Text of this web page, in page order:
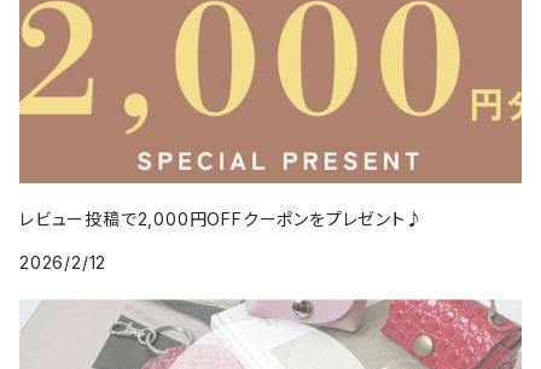
レビュー投稿で2,000円OFFクーポンをプレゼント♪
2026/2/12